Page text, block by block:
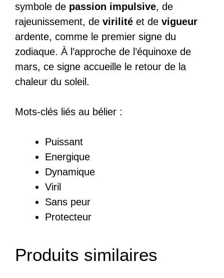
symbole de passion impulsive, de
rajeunissement, de virilité et de vigueur
ardente, comme le premier signe du
zodiaque. À l’approche de l’équinoxe de
mars, ce signe accueille le retour de la
chaleur du soleil.
Mots-clés liés au bélier :
Puissant
Energique
Dynamique
Viril
Sans peur
Protecteur
Produits similaires